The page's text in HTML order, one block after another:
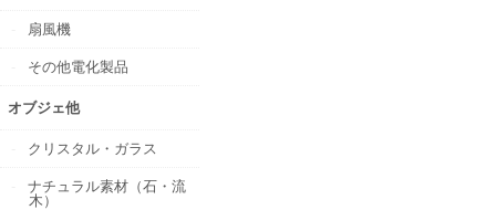
扇風機
その他電化製品
オブジェ他
クリスタル・ガラス
ナチュラル素材（石・流
木）